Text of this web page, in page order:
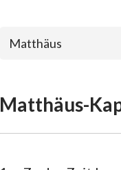
Matthäus
Das alte
Matthäus-